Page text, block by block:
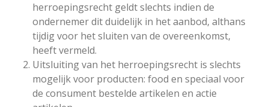
herroepingsrecht geldt slechts indien de
ondernemer dit duidelijk in het aanbod, althans
tijdig voor het sluiten van de overeenkomst,
heeft vermeld.
Uitsluiting van het herroepingsrecht is slechts
mogelijk voor producten: food en speciaal voor
de consument bestelde artikelen en actie